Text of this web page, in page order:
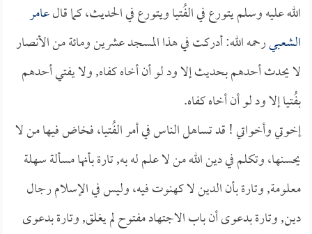
الله عليه وسلم يتورع في الفُتيا ويتورع في الحديث، كما قالعامر
الشعبيرحمه الله: أدركت في هذا المسجد عشرين ومائة من الأنصار
لا يحدث أحدهم بحديث إلا ود لو أن أخاه كفاه, ولا يفتي أحدهم
بفُتيا إلا ود لو أن أخاه كفاه.
إخوتي وأخواتي ! قد تساهل الناس في أمر الفُتيا، فخاض فيها من لا
يحسنها، وتكلم في دين الله من لا علم له به, تارة بأنها مسألة سهلة
معلومة, وتارة بأن الدين لا كهنوت فيه، وليس في الإسلام رجال
دين, وتارة بدعوى أن باب الاجتهاد مفتوح لم يغلق, وتارة بدعوى